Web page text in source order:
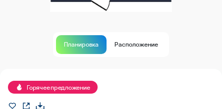
Планировка Расположение
Горячее предложение